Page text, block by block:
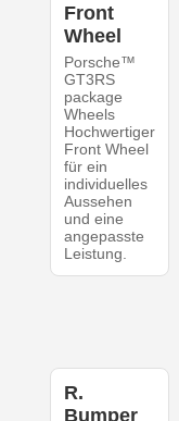
Front
Wheel
Porsche™
GT3RS
package
Wheels
Hochwertiger
Front Wheel
für ein
individuelles
Aussehen
und eine
angepasste
Leistung.
R.
Bumper